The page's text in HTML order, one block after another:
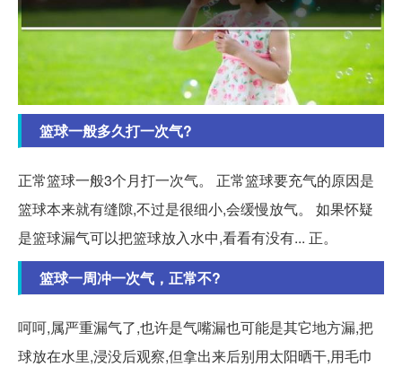
篮球一般多久打一次气?
正常篮球一般3个月打一次气。 正常篮球要充气的原因是
篮球本来就有缝隙,不过是很细小,会缓慢放气。 如果怀疑
是篮球漏气可以把篮球放入水中,看看有没有... 正。
篮球一周冲一次气，正常不?
呵呵,属严重漏气了,也许是气嘴漏也可能是其它地方漏,把
球放在水里,浸没后观察,但拿出来后别用太阳晒干,用毛巾